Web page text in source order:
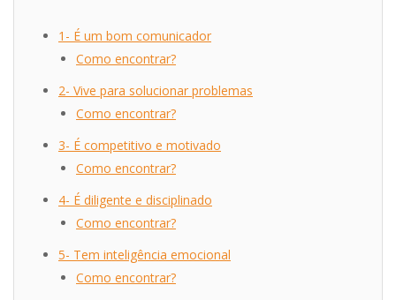
1- É um bom comunicador
Como encontrar?
2- Vive para solucionar problemas
Como encontrar?
3- É competitivo e motivado
Como encontrar?
4- É diligente e disciplinado
Como encontrar?
5- Tem inteligência emocional
Como encontrar?